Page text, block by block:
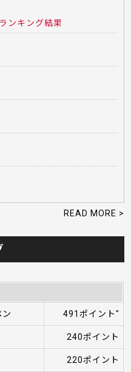
ンキング結果
READ MORE >
491ポイント"
240ポイント
220ポイント